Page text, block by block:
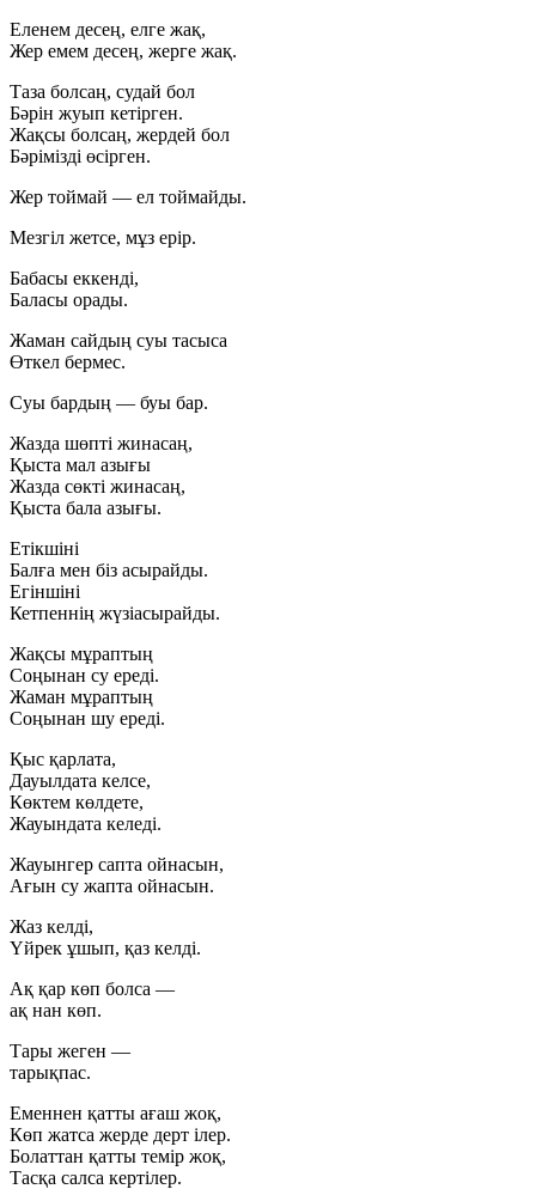
Еленем десең, елге жақ,
Жер емем десең, жерге жақ.
Таза болсаң, судай бол
Бәрін жуып кетірген.
Жақсы болсаң, жердей бол
Бәрімізді өсірген.
Жер тоймай — ел тоймайды.
Мезгіл жетсе, мұз ерір.
Бабасы еккенді,
Баласы орады.
Жаман сайдың суы тасыса
Өткел бермес.
Суы бардың — буы бар.
Жазда шөпті жинасаң,
Қыста мал азығы
Жазда сөкті жинасаң,
Қыста бала азығы.
Етікшіні
Балға мен біз асырайды.
Егіншіні
Кетпеннің жүзіасырайды.
Жақсы мұраптың
Соңынан су ереді.
Жаман мұраптың
Соңынан шу ереді.
Қыс қарлата,
Дауылдата келсе,
Көктем көлдете,
Жауындата келеді.
Жауынгер сапта ойнасын,
Ағын су жапта ойнасын.
Жаз келді,
Үйрек ұшып, қаз келді.
Ақ қар көп болса —
ақ нан көп.
Тары жеген —
тарықпас.
Еменнен қатты ағаш жоқ,
Көп жатса жерде дерт ілер.
Болаттан қатты темір жоқ,
Тасқа салса кертілер.